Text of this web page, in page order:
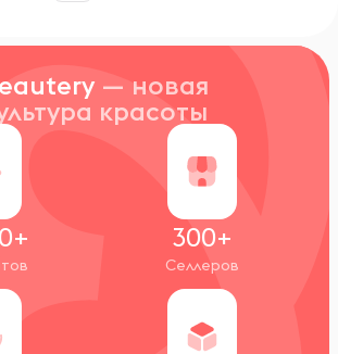
— новая
красоты
300+
Селлеров